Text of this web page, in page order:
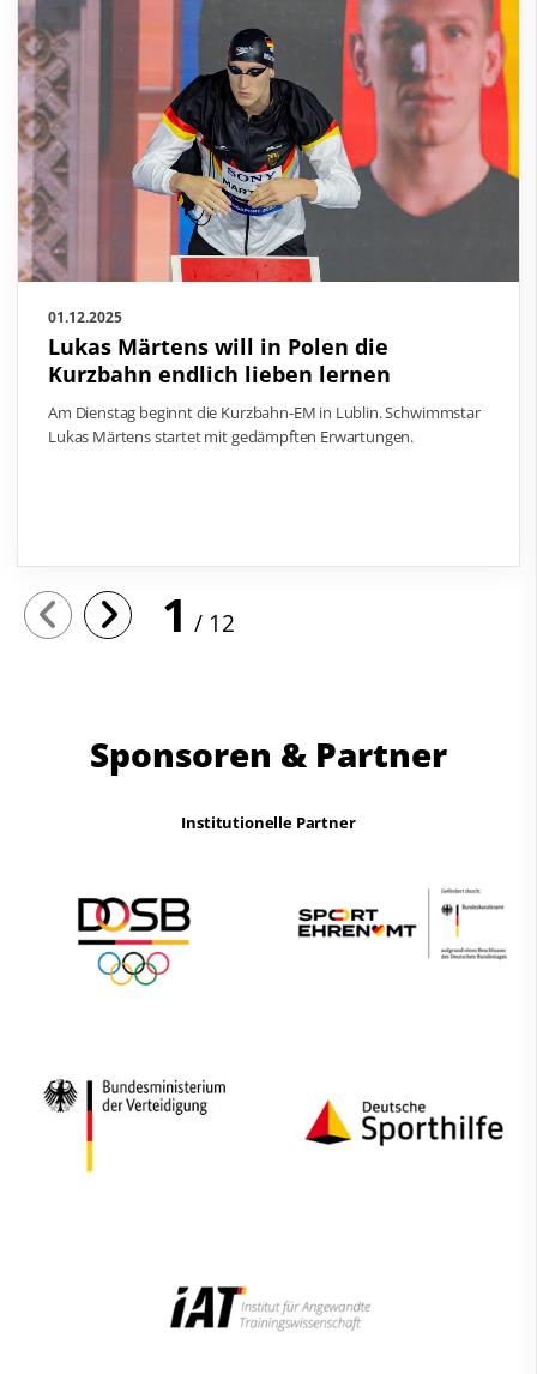
01.12.2025
Lukas Märtens will in Polen die
Kurzbahn endlich lieben lernen
Am Dienstag beginnt die Kurzbahn-EM in Lublin. Schwimmstar
Lukas Märtens startet mit gedämpften Erwartungen.
1 12
Sponsoren & Partner
Institutionelle Partner